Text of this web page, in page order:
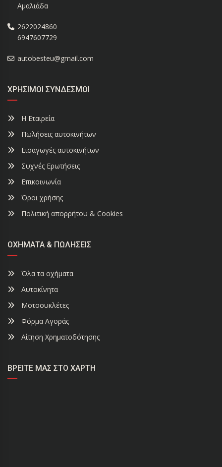
Αμαλιάδα
2622024860
6947607729
autobesteu@gmail.com
ΧΡΉΣΙΜΟΙ ΣΎΝΔΕΣΜΟΙ
Η Εταιρεία
Πωλήσεις αυτοκινήτων
Εισαγωγές αυτοκινήτων
Συχνές Ερωτήσεις
Επικοινωνία
Όροι χρήσης
Πολιτική απορρήτου & Cookies
ΟΧΉΜΑΤΑ & ΠΩΛΉΣΕΙΣ
Όλα τα οχήματα
Αυτοκίνητα
Μοτοσυκλέτες
Φόρμα Αγοράς
Αίτηση Χρηματοδότησης
ΒΡΕΊΤΕ ΜΑΣ ΣΤΟ ΧΆΡΤΗ